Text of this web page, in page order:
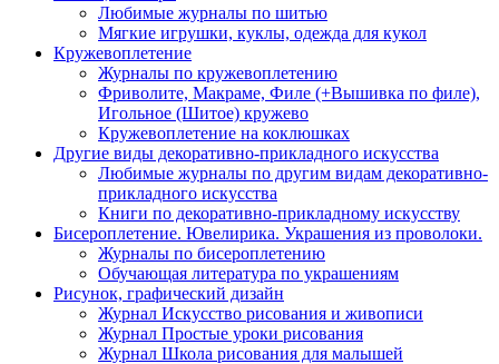
Любимые журналы по шитью
Мягкие игрушки, куклы, одежда для кукол
Кружевоплетение
Журналы по кружевоплетению
Фриволите, Макраме, Филе (+Вышивка по филе),
Игольное (Шитое) кружево
Кружевоплетение на коклюшках
Другие виды декоративно-прикладного искусства
Любимые журналы по другим видам декоративно-
прикладного искусства
Книги по декоративно-прикладному искусству
Бисероплетение. Ювелирика. Украшения из проволоки.
Журналы по бисероплетению
Обучающая литература по украшениям
Рисунок, графический дизайн
Журнал Искусство рисования и живописи
Журнал Простые уроки рисования
Журнал Школа рисования для малышей